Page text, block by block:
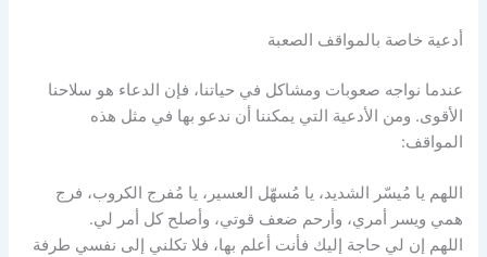
أدعية خاصة بالمواقف الصعبة
عندما نواجه صعوبات ومشاكل في حياتنا، فإن الدعاء هو سلاحنا
الأقوى. ومن الأدعية التي يمكننا أن ندعو بها في مثل هذه
المواقف:
اللهم يا مُيسّر الشديد، يا مُسهّل العسير، يا مُفرج الكروب، فرج
همي ويسر أمري، وأرحم ضعف قوتي، وأصلح كل أمر لي.
اللهم إن لي حاجة إليك فأنت أعلم بها، فلا تكلني إلى نفسي طرفة